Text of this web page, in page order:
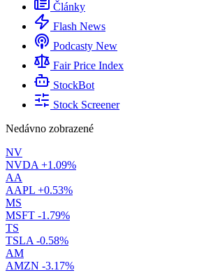
Články
Flash News
Podcasty New
Fair Price Index
StockBot
Stock Screener
Nedávno zobrazené
NV
NVDA +1.09%
AA
AAPL +0.53%
MS
MSFT -1.79%
TS
TSLA -0.58%
AM
AMZN -3.17%